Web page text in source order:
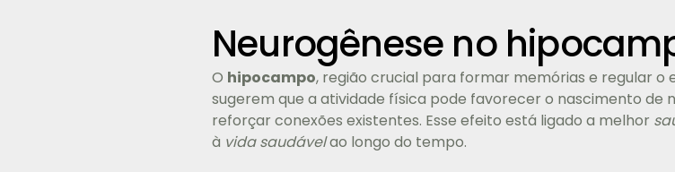
Neurogênese no
O hipocampo, região crucial para formar memórias e regular o
sugerem que a atividade física pode favorecer o nascimento de
reforçar conexões existentes. Esse efeito está ligado a melhor
à vida saudávelao longo do tempo.